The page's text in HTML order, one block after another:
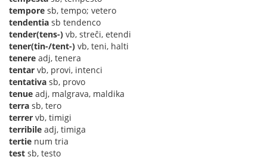
tempore sb, tempo; vetero
tendentia sb tendenco
tender(tens-) vb, streĉi, etendi
tener(tin-/tent-) vb, teni, halti
tenere adj, tenera
tentar vb, provi, intenci
tentativa sb, provo
tenue adj, malgrava, maldika
terra sb, tero
terrer vb, timigi
terribile adj, timiga
tertie num tria
test sb, testo